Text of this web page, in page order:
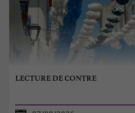
LECTURE DE CONTRE